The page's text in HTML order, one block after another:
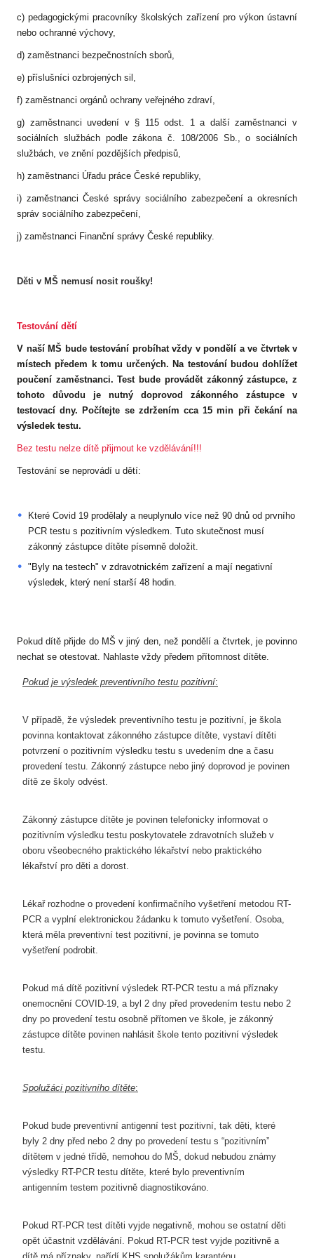
c) pedagogickými pracovníky školských zařízení pro výkon ústavní
nebo ochranné výchovy,
d) zaměstnanci bezpečnostních sborů,
e) příslušníci ozbrojených sil,
f) zaměstnanci orgánů ochrany veřejného zdraví,
g) zaměstnanci uvedení v § 115 odst. 1 a další zaměstnanci v
sociálních službách podle zákona č. 108/2006 Sb., o sociálních
službách, ve znění pozdějších předpisů,
h) zaměstnanci Úřadu práce České republiky,
i) zaměstnanci České správy sociálního zabezpečení a okresních
správ sociálního zabezpečení,
j) zaměstnanci Finanční správy České republiky.
Děti v MŠ nemusí nosit roušky!
Testování dětí
V naší MŠ bude testování probíhat vždy v pondělí a ve čtvrtek v
místech předem k tomu určených. Na testování budou dohlížet
poučení zaměstnanci. Test bude provádět zákonný zástupce, z
tohoto důvodu je nutný doprovod zákonného zástupce v
testovací dny. Počítejte se zdržením cca 15 min při čekání na
výsledek testu.
Bez testu nelze dítě přijmout ke vzdělávání!!!
Testování se neprovádí u dětí:
Které Covid 19 prodělaly a neuplynulo více než 90 dnů od prvního
PCR testu s pozitivním výsledkem. Tuto skutečnost musí
zákonný zástupce dítěte písemně doložit.
"Byly na testech" v zdravotnickém zařízení a mají negativní
výsledek, který není starší 48 hodin.
Pokud dítě přijde do MŠ v jiný den, než pondělí a čtvrtek, je povinno
nechat se otestovat. Nahlaste vždy předem přítomnost dítěte.
Pokud je výsledek preventivního testu pozitivní:
V případě, že výsledek preventivního testu je pozitivní, je škola
povinna kontaktovat zákonného zástupce dítěte, vystaví dítěti
potvrzení o pozitivním výsledku testu s uvedením dne a času
provedení testu. Zákonný zástupce nebo jiný doprovod je povinen
dítě ze školy odvést.
Zákonný zástupce dítěte je povinen telefonicky informovat o
pozitivním výsledku testu poskytovatele zdravotních služeb v
oboru všeobecného praktického lékařství nebo praktického
lékařství pro děti a dorost.
Lékař rozhodne o provedení konfirmačního vyšetření metodou RT-
PCR a vyplní elektronickou žádanku k tomuto vyšetření. Osoba,
která měla preventivní test pozitivní, je povinna se tomuto
vyšetření podrobit.
Pokud má dítě pozitivní výsledek RT-PCR testu a má příznaky
onemocnění COVID-19, a byl 2 dny před provedením testu nebo 2
dny po provedení testu osobně přítomen ve škole, je zákonný
zástupce dítěte povinen nahlásit škole tento pozitivní výsledek
testu.
Spolužáci pozitivního dítěte:
Pokud bude preventivní antigenní test pozitivní, tak děti, které
byly 2 dny před nebo 2 dny po provedení testu s “pozitivním”
dítětem v jedné třídě, nemohou do MŠ, dokud nebudou známy
výsledky RT-PCR testu dítěte, které bylo preventivním
antigenním testem pozitivně diagnostikováno.
Pokud RT-PCR test dítěti vyjde negativně, mohou se ostatní děti
opět účastnit vzdělávání. Pokud RT-PCR test vyjde pozitivně a